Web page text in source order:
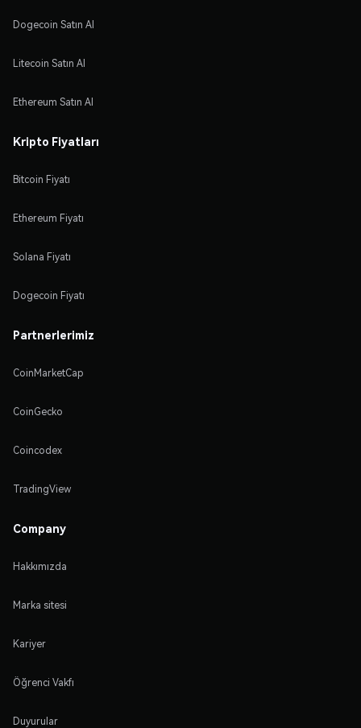
Dogecoin Satın Al
Litecoin Satın Al
Ethereum Satın Al
Kripto Fiyatları
Bitcoin Fiyatı
Ethereum Fiyatı
Solana Fiyatı
Dogecoin Fiyatı
Partnerlerimiz
CoinMarketCap
CoinGecko
Coincodex
TradingView
Company
Hakkımızda
Marka sitesi
Kariyer
Öğrenci Vakfı
Duyurular